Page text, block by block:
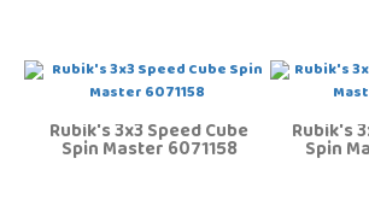
Rubik's 3x3 Speed Cube
Spin Master 6071158 Rubik's
Spin